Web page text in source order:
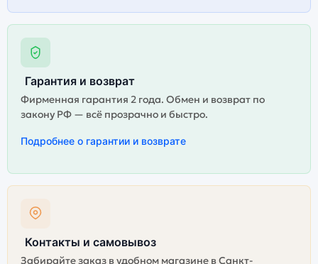
Гарантия и возврат
Фирменная гарантия 2 года. Обмен и возврат по
закону РФ — всё прозрачно и быстро.
Подробнее о гарантии и возврате
Контакты и самовывоз
Забирайте заказ в удобном магазине в Санкт-